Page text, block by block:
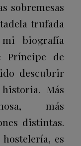
sobremesas
trufada
biografía
Príncipe de
descubrir
Más
más
distintas.
es